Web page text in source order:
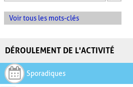
Voir tous les mots-clés
DÉROULEMENT DE L'ACTIVITÉ
Sporadiques